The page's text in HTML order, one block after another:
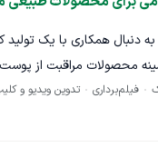
و همکاری با شما
دنبال همکاری با یک تولید
محصولات مراقبت از
فیلم‌برداری تدوین ویدیو و